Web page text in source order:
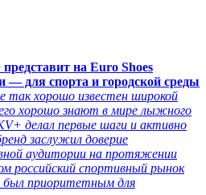
на Euro Shoes
— для спорта и городской среды
так хорошо известен широкой
хорошо знают в мире лыжного
делал первые шаги и активно
заслужил доверие
аудитории на протяжении
российский спортивный рынок
был приоритетным для